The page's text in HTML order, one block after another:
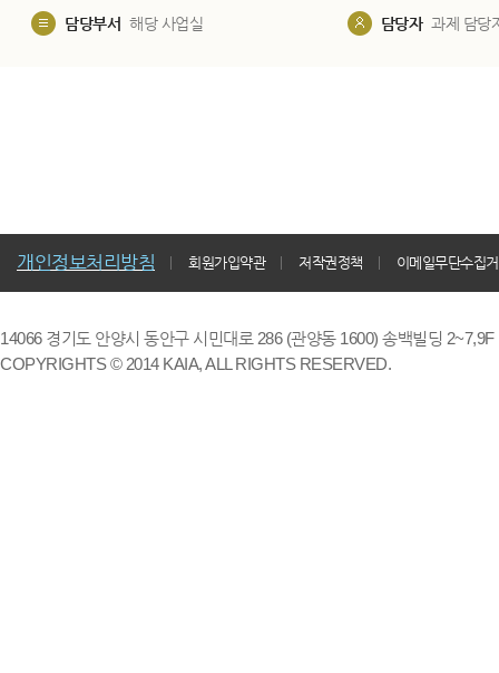
담당부서 해당 사업실 담당자 과제 담당
개인정보처리방침 회원가입약관 저작권정책 이메일무단수집
14066 경기도 안양시 동안구 시민대로 286 (관양동 1600) 송백빌딩
COPYRIGHTS © 2014 KAIA, ALL RIGHTS RESERVED.